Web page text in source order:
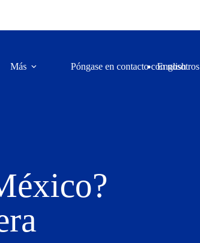
Más Póngase en contacto con nosotros
English